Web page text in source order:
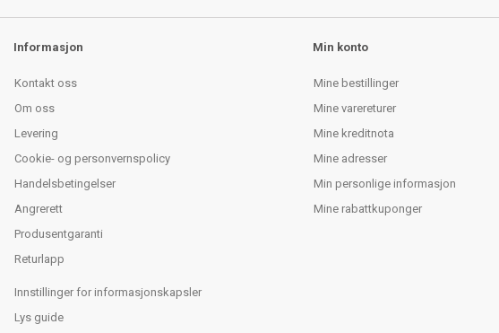
Informasjon
Kontakt oss
Om oss
Levering
Cookie- og personvernspolicy
Handelsbetingelser
Angrerett
Produsentgaranti
Returlapp
Innstillinger for informasjonskapsler
Lys guide
Min konto
Mine bestillinger
Mine varereturer
Mine kreditnota
Mine adresser
Min personlige informasjon
Mine rabattkuponger